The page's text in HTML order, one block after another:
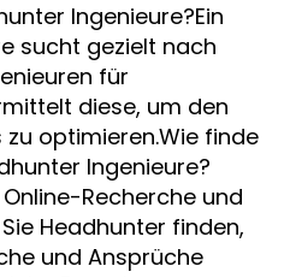
Ingenieure?Ein
sucht gezielt nach
für
diese, um den
optimieren.Wie finde
Ingenieure?
Recherche und
Headhunter finden,
und Ansprüche